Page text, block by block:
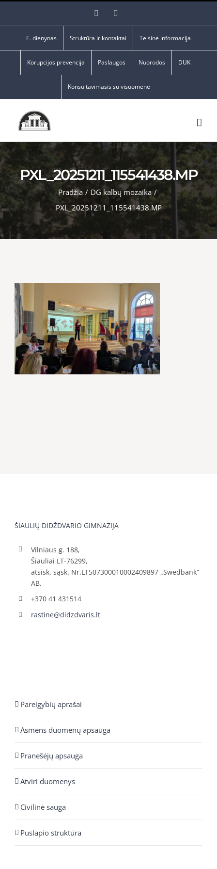
Facebook
E. dienynas Struktūra ir kontaktai Teisinė informacija
Korupcijos prevencija Paslaugos Nuorodos DUK
Konsultavimasis su visuomene
PXL_20251211_115541438.MP
Pradžia / DG kalbų mozaika /
PXL_20251211_115541438.MP
ŠIAULIŲ DIDŽDVARIO GIMNAZIJA
Vilniaus g. 188,
Šiauliai LT-76299,
atsisk. sąsk. Nr.LT507300010002409897 „Swedbank“
AB.
+370 41 431514
rastine@didzdvaris.lt
Pareigybių aprašai
Asmens duomenų apsauga
Pranešėjų apsauga
Atviri duomenys
Civilinė sauga
Puslapio struktūra